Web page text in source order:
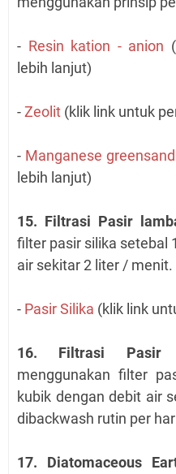
- Resin kation - anion
lebih lanjut)
- Zeolit (klik link untuk
- Manganese greensand
lebih lanjut)
15. Filtrasi Pasir
filter pasir silika setebal
air sekitar 2 liter / menit.
- Pasir Silika (klik link
16. Filtrasi Pasir
menggunakan filter
kubik dengan debit air
dibackwash rutin per
17. Diatomaceous